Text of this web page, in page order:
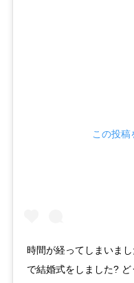
この投
時間が経ってしまいま
で結婚式をしました?